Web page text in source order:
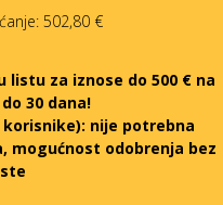
502,80 €
za iznose do 500 € na
30 dana!
nije potrebna
mogućnost odobrenja bez